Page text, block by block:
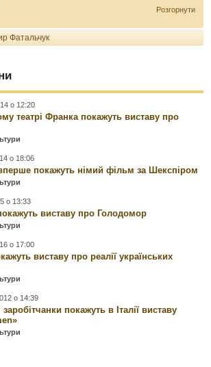
Розгорнути
Фатальчук
о 12:20
театрі Франка покажуть виставу про
о 18:06
покажуть німий фільм за Шекспіром
о 13:33
виставу про Голодомор
о 17:00
виставу про реалії українських
о 14:39
заробітчанки покажуть в Італії виставу